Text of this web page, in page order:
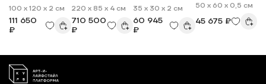
100 x 120 x 2 см
111 650
₽
220 x 85 x 4 см
710 500
₽
35 x 30 x 2 см
60 945
₽
50 x 60 x 0,5 см
45 675 ₽